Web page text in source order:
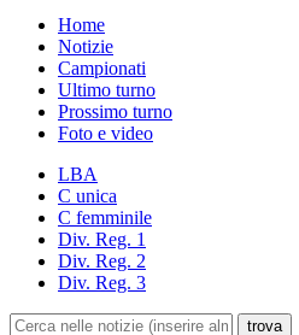
Home
Notizie
Campionati
Ultimo turno
Prossimo turno
Foto e video
LBA
C unica
C femminile
Div. Reg. 1
Div. Reg. 2
Div. Reg. 3